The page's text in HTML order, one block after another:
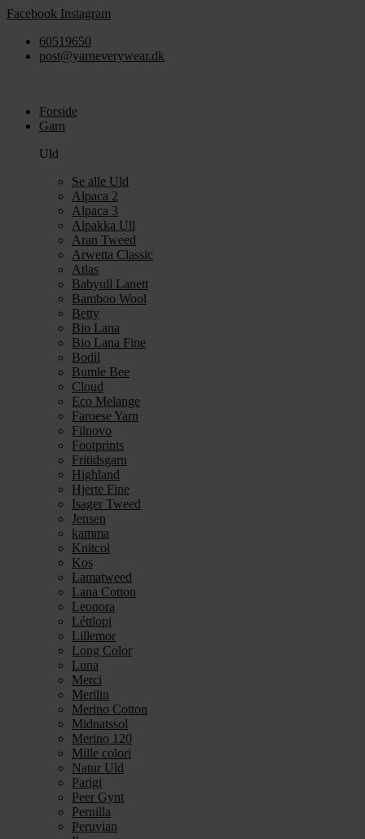
Videre
indhold
Facebook Instagram
60519650
post@yarneverywear.dk
Forside
Garn
Uld
Se alle Uld
Alpaca 2
Alpaca 3
Alpakka Ull
Aran Tweed
Arwetta Classic
Atlas
Babyull Lanett
Bamboo Wool
Betty
Bio Lana
Bio Lana Fine
Bodil
Bumle Bee
Cloud
Eco Melange
Faroese Yarn
Filnovo
Footprints
Fritidsgarn
Highland
Hjerte Fine
Isager Tweed
Jensen
kamma
Knitcol
Kos
Lamatweed
Lana Cotton
Leonora
Léttlopi
Lillemor
Long Color
Luna
Merci
Merilin
Merino Cotton
Midnatssol
Merino 120
Mille colori
Natur Uld
Parigi
Peer Gynt
Pernilla
Peruvian